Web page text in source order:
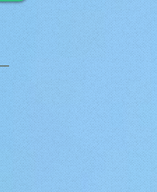
ぱれっとクリスマス